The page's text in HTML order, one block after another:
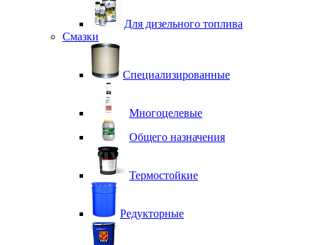
Для дизельного топлива
Смазки
Специализированные
Многоцелевые
Общего назначения
Термостойкие
Редукторные